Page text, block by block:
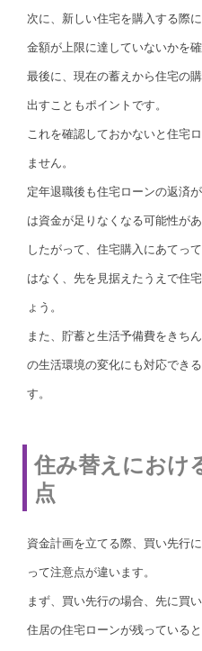
次に、新しい住宅を購入する際
金額が上限に達していないかを確
最後に、現在の蓄えから住宅の
出すこともポイントです。
これを確認しておかないと住宅
ません。
定年退職後も住宅ローンの返済
は資金が足りなくなる可能性があ
したがって、住宅購入にあてっ
はなく、先を見据えたうえで住
ょう。
また、貯蓄と生活予備費をきち
の生活環境の変化にも対応でき
す。
住み替えにおけ
点
資金計画を立てる際、買い先行
って注意点が違います。
まず、買い先行の場合、先に買
住居の住宅ローンが残っている